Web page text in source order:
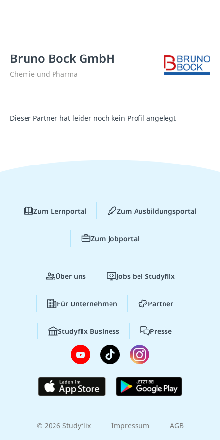
Bruno Bock GmbH
Chemie und Pharma
Dieser Partner hat leider noch kein Profil angelegt
Zum Lernportal Zum Ausbildungsportal
Zum Jobportal
Über uns Jobs bei Studyflix
Für Unternehmen Partner
Studyflix Business Presse
© 2026 Studyflix Impressum AGB